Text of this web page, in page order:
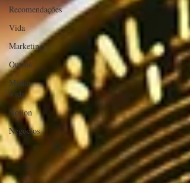
Recomendações
Vida
Marketing
Outros
Minha
Vida
Notion
Negócios